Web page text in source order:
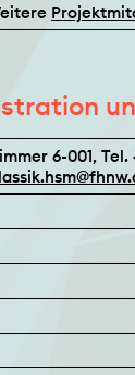
6-001, Tel.
hsm@fhnw.